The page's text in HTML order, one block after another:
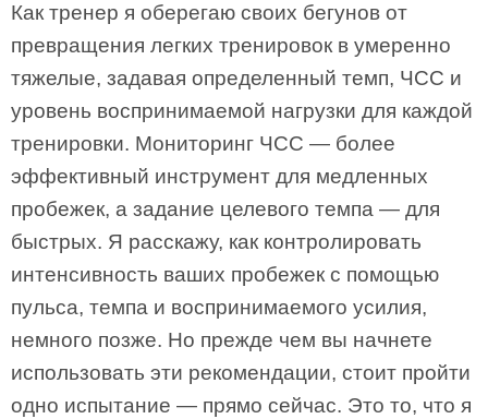
Как тренер я оберегаю своих бегунов от
превращения легких тренировок в умеренно
тяжелые, задавая определенный темп, ЧСС и
уровень воспринимаемой нагрузки для каждой
тренировки. Мониторинг ЧСС — более
эффективный инструмент для медленных
пробежек, а задание целевого темпа — для
быстрых. Я расскажу, как контролировать
интенсивность ваших пробежек с помощью
пульса, темпа и воспринимаемого усилия,
немного позже. Но прежде чем вы начнете
использовать эти рекомендации, стоит пройти
одно испытание — прямо сейчас. Это то, что я